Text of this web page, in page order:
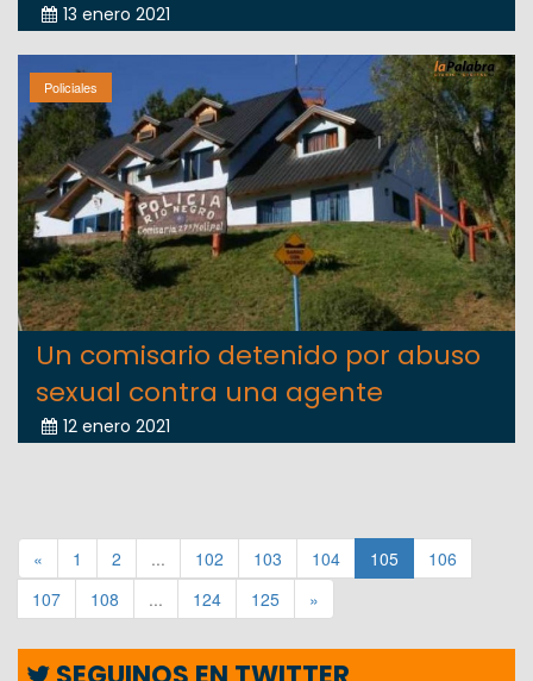
13 enero 2021
Policiales
Un comisario detenido por abuso
sexual contra una agente
12 enero 2021
« 1 2 ... 102 103 104 105
106
107
108 ... 124 125 »